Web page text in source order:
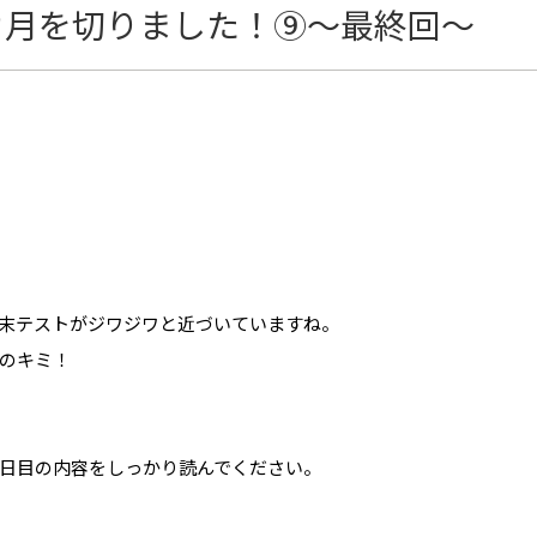
を切りました！⑨～最終回～
ストがジワジワと近づいていますね。
キミ！
の内容をしっかり読んでください。